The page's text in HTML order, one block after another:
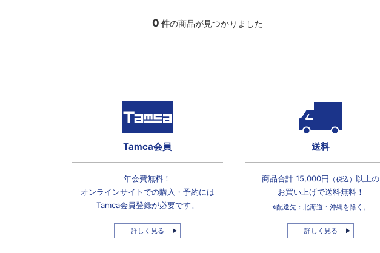
0 件の商品が見つかりました
Tamca会員
年会費無料！
オンラインサイトでの購入・予約には
Tamca会員登録が必要です。
詳しく見る
送料
商品合計 15,000円 （税込） 以上の
お買い上げで送料無料！
※配送先：北海道・沖縄を除く。
詳しく見る